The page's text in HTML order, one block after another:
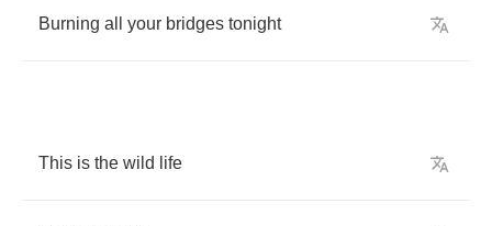
Burning all your bridges tonight
This is the wild life